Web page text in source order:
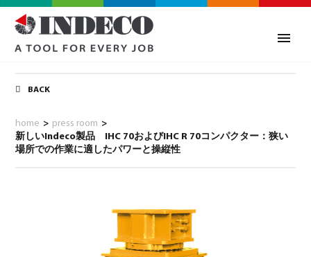
BACK
home > press room >
新しいIndeco製品 IHC 70およびIHC R 70コンパクター：狭い
場所での作業に適したパワーと操縦性